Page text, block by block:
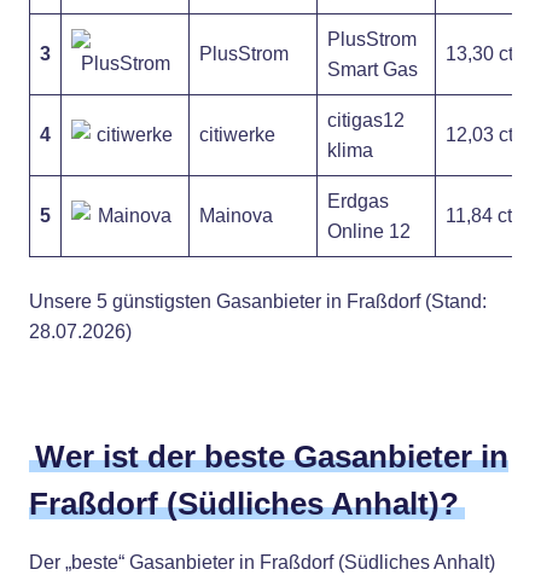
3 PlusStrom
PlusStrom
Smart Gas
13,30 ct
4 citiwerke
citigas12
klima
12,03 ct
5 Mainova
Erdgas
Online 12
11,84 ct
Unsere 5 günstigsten Gasanbieter in Fraßdorf (Stand:
28.07.2026)
Wer ist der beste Gasanbieter in
Fraßdorf (Südliches Anhalt)?
Der „beste“ Gasanbieter in Fraßdorf (Südliches Anhalt)